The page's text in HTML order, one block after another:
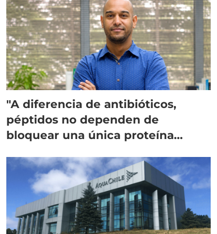
"A diferencia de antibióticos,
péptidos no dependen de
bloquear una única proteína